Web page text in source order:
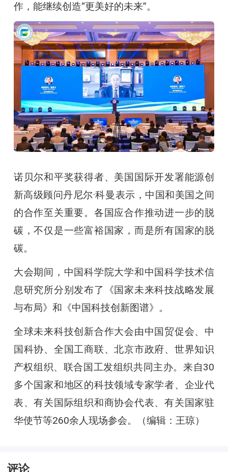
作，能继续创造“更美好的未来”。
诺贝尔和平奖获得者、美国国际开发署能源创
新高级顾问丹尼尔·科曼表示，中国和美国之间
的合作至关重要。各国应合作推动进一步的脱
碳，不仅是一些富裕国家，而是所有国家的脱
碳。
大会期间，中国科学院大学和中国科学技术信
息研究所分别发布了《国家未来科技战略发展
与布局》和《中国科技创新图谱》。
全球未来科技创新合作大会由中国贸促会、中
国科协、全国工商联、北京市政府、世界知识
产权组织、联合国工发组织共同主办。来自30
多个国家和地区的科技领域专家学者、企业代
表、有关国际组织和商协会代表、有关国家驻
华使节等260余人现场参会。（编辑：王琼）
评论